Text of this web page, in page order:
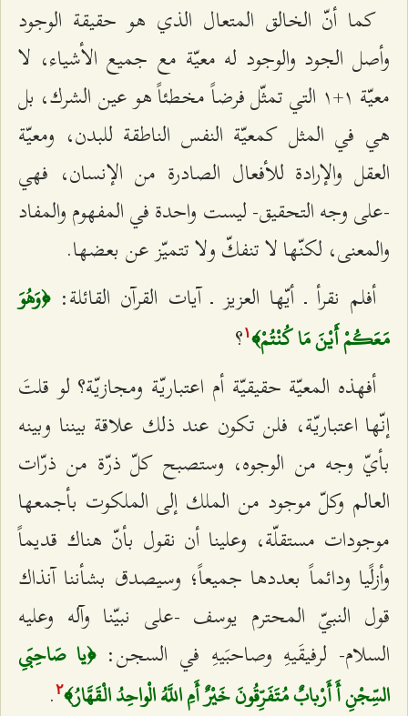
كما أنّ الخالق المتعال الذي هو حقيقة الوجود
وأصل الجود والوجود له معيّة مع جميع الأشياء، لا
معيّة ۱+۱ التي تمثّل فرضاً مخطئاً هو عين الشرك، بل
هي في المثل كمعيّة النفس الناطقة للبدن، ومعيّة
العقل والإرادة للأفعال الصادرة من الإنسان، فهي
-على وجه التحقيق- ليست واحدة في المفهوم والمفاد
والمعنى، لكنّها لا تنفكّ ولا تتميّز عن بعضها.
أفلم نقرأ ـ أيّها العزيز ـ آيات القرآن القائلة:﴿وَهُوَ
مَعَكُمْ أَيْنَ مَا كُنْتُمْ﴾۱؟
أفهذه المعيّة حقيقيّة أم اعتباريّة ومجازيّة؟ لو قلتَ
إنّها اعتباريّة، فلن تكون عند ذلك علاقة بيننا وبينه
بأيّ وجه من الوجوه، وستصبح كلّ ذرّة من ذرّات
العالم وكلّ موجود من الملك إلى الملكوت بأجمعها
موجودات مستقلّة، وعلينا أن نقول بأنّ هناك قديماً
وأزلًيا ودائماً بعددها جميعاً؛ وسيصدق بشأننا آنذاك
قول النبيّ المحترم يوسف -على نبيّنا وآله وعليه
السلام- لرفيقَيهِ وصاحبَيهِ في السجن:﴿يا صَاحِبَيِ
السِّجْنِ أَ أَرْبابٌ مُتَفَرِّقُونَ خَيْرٌ أَمِ اللَّهُ الْواحِدُ الْقَهَّارُ﴾٢.